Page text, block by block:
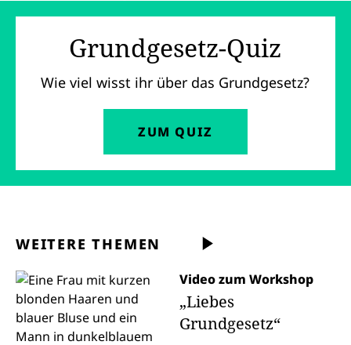
Grundgesetz-Quiz
Wie viel wisst ihr über das Grundgesetz?
ZUM QUIZ
WEITERE THEMEN
Video zum Workshop
„Liebes
Grundgesetz“